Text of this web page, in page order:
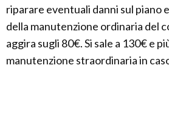
riparare eventuali danni sul piano
della manutenzione ordinaria del
aggira sugli 80€. Si sale a 130€ e
manutenzione straordinaria in